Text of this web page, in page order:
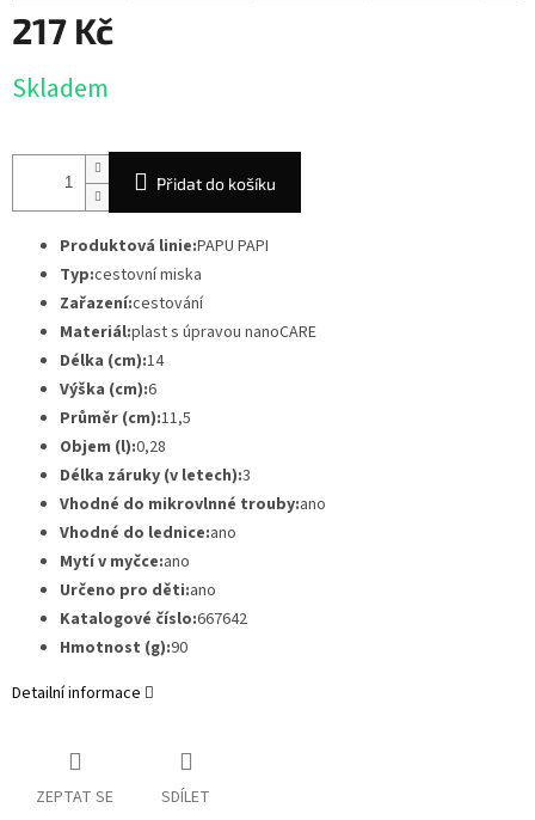
217 Kč
cena:
Skladem
Přidat do košíku
Produktová linie:PAPU PAPI
Typ:cestovní miska
Zařazení:cestování
Materiál:plast s úpravou nanoCARE
Délka (cm):14
Výška (cm):6
Průměr (cm):11,5
Objem (l):0,28
Délka záruky (v letech):3
Vhodné do mikrovlnné trouby:ano
Vhodné do lednice:ano
Mytí v myčce:ano
Určeno pro děti:ano
Katalogové číslo:667642
Hmotnost (g):90
Detailní informace
ZEPTAT SE SDÍLET